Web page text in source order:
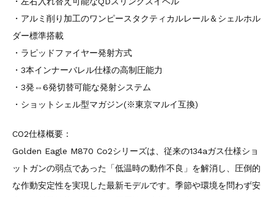
・アルミ削り加工のワンピースタクティカルレール＆シェルホル
ダー標準搭載
・ラピッドファイヤー発射方式
・3本インナーバレル仕様の高制圧能力
・3発⇔6発切替可能な発射システム
・ショットシェル型マガジン(※東京マルイ互換)
CO2仕様概要：
Golden Eagle M870 Co2シリーズは、従来の134aガス仕様ショ
ットガンの弱点であった「低温時の動作不良」を解消し、圧倒的
な作動安定性を実現した最新モデルです。季節や環境を問わず安